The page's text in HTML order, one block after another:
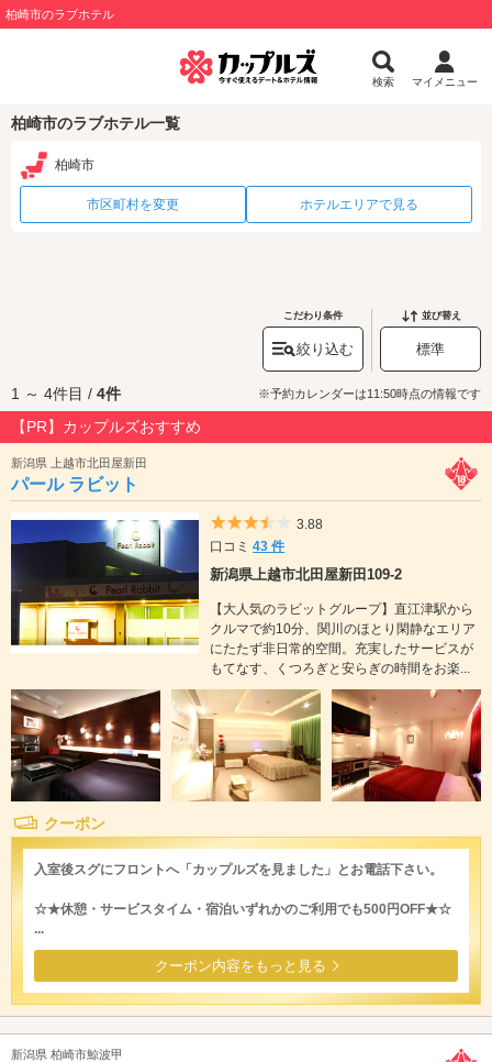
柏崎市のラブホテル
検索 マイメニュー
柏崎市のラブホテル一覧
柏崎市
市区町村を変更 ホテルエリアで見る
こだわり条件
絞り込む
並び替え
標準
1 ～ 4件目 / 4件 ※予約カレンダーは11:50時点の情報です
【PR】カップルズおすすめ
新潟県 上越市北田屋新田
パール ラビット
5つ星のうち3.5
3.88
口コミ43 件
新潟県上越市北田屋新田109-2
【大人気のラビットグループ】直江津駅から
クルマで約10分、関川のほとり閑静なエリア
にたたず非日常的空間。充実したサービスが
もてなす、くつろぎと安らぎの時間をお楽...
クーポン
入室後スグにフロントへ「カップルズを見ました」とお電話下さい。
☆★休憩・サービスタイム・宿泊いずれかのご利用でも500円OFF★☆
...
クーポン内容をもっと見る
新潟県 柏崎市鯨波甲